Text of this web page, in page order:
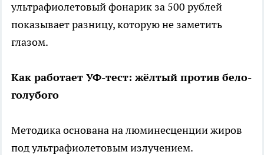
ультрафиолетовый фонарик за 500 рублей
показывает разницу, которую не заметить
глазом.
Как работает УФ-тест: жёлтый против бело-
голубого
Методика основана на люминесценции жиров
под ультрафиолетовым излучением.